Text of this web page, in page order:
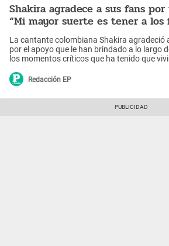
Shakira agradece a sus fans
“Mi mayor suerte es tener a
La cantante colombiana Shakira agradeció
por el apoyo que le han brindado a lo largo
los momentos críticos que ha tenido que
los Premios Juventud de Univision
Rico.
Redacción EP